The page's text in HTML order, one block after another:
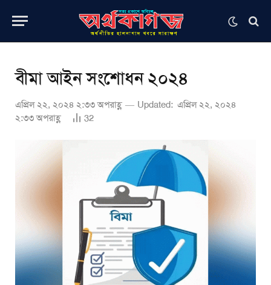
বীমা আইন সংশোধন ২০২৪
এপ্রিল ২২, ২০২৪ ২:৩৩ অপরাহ্ণ Updated: এপ্রিল ২২, ২০২৪
২:৩৩ অপরাহ্ণ
32